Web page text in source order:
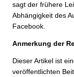
sagt der frühere
Abhängigkeit des
Facebook.
Anmerkung der
Dieser Artikel ist
veröffentlichten